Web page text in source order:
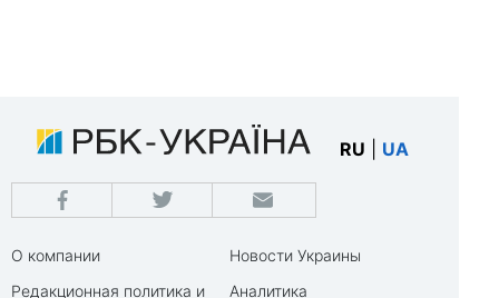
RU UA
О компании
Редакционная политика и
Новости Украины
Аналитика